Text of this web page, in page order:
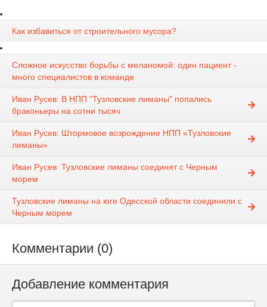
Как избавиться от строительного мусора?
Сложное искусство борьбы с меланомой: один пациент -
много специалистов в команде
Иван Русев: В НПП "Тузловские лиманы" попались
браконьеры на сотни тысяч
Иван Русев: Штормовое возрождение НПП «Тузловские
лиманы»
Иван Русев: Тузловские лиманы соединят с Черным
морем
Тузловские лиманы на юге Одесской области соединили с
Черным морем
Комментарии (0)
Добавление комментария